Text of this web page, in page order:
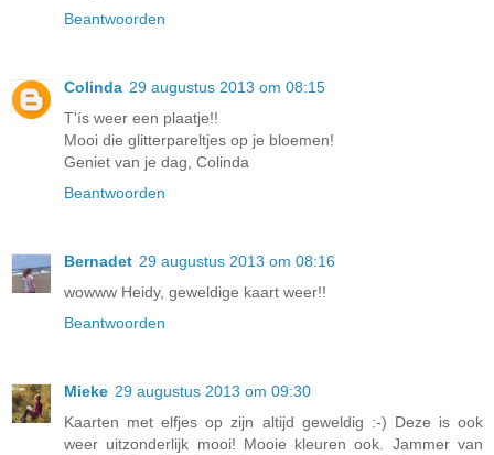
Beantwoorden
Colinda 29 augustus 2013 om 08:15
T'ís weer een plaatje!!
Mooi die glitterpareltjes op je bloemen!
Geniet van je dag, Colinda
Beantwoorden
Bernadet 29 augustus 2013 om 08:16
wowww Heidy, geweldige kaart weer!!
Beantwoorden
Mieke 29 augustus 2013 om 09:30
Kaarten met elfjes op zijn altijd geweldig :-) Deze is ook
weer uitzonderlijk mooi! Mooie kleuren ook. Jammer van